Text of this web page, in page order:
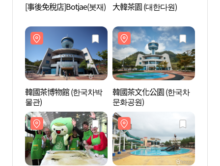
[事後免稅店]Botjae(봇재) 大韓茶園 (대한다원)
韓國茶博物館 (한국차박
물관)
韓國茶文化公園 (한국차
문화공원)